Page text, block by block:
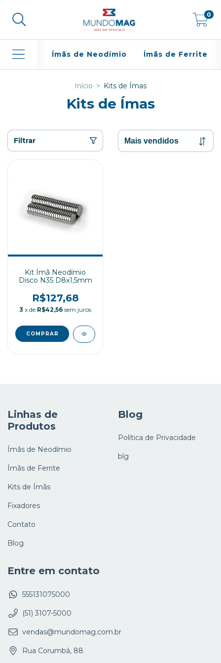
0
Ímãs de Neodímio Ímãs de Ferrite
Início > Kits de Ímas
Kits de Ímas
Filtrar
Kit Ímã Neodímio
Disco N35 D8x1,5mm
R$127,68
3 x de R$42,56 sem juros
Linhas de
Produtos
Ímãs de Neodímio
Ímãs de Ferrite
Kits de Ímãs
Fixadores
Contato
Blog
Blog
Política de Privacidade
blg
Entre em contato
555131075000
(51) 3107-5000
vendas@mundomag.com.br
Rua Corumbá, 88